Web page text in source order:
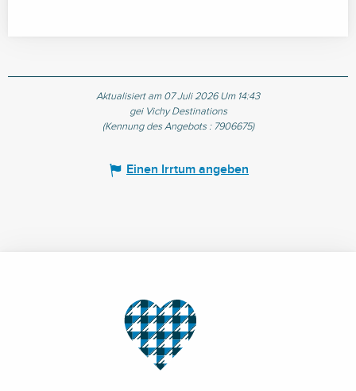
Aktualisiert am 07 Juli 2026 Um 14:43
gei Vichy Destinations
(Kennung des Angebots : 7906675)
Einen Irrtum angeben